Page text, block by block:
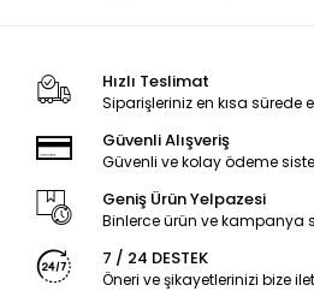
Hızlı Teslimat
Siparişleriniz en kısa sürede
Güvenli Alışveriş
Güvenli ve kolay ödeme
Geniş Ürün Yelpazesi
Binlerce ürün ve kampanya
7 / 24 DESTEK
Öneri ve şikayetlerinizi bize